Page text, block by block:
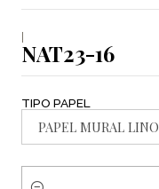
|
NAT23-16
TIPO PAPEL
PAPEL MURAL LINO